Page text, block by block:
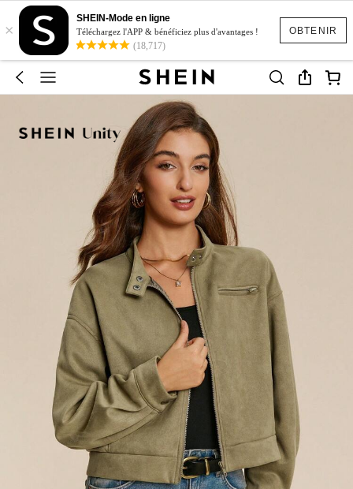
OBTENIR
×
SHEIN-Mode en ligne
Téléchargez l'APP & bénéficiez plus d'avantages !
(18,717)